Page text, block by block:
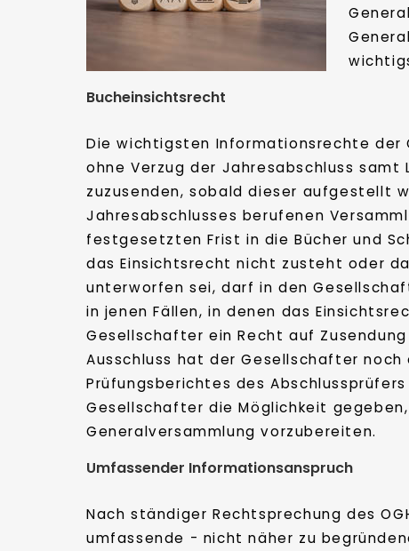
Bucheinsichtsrecht
Die wichtigsten Informationsrechte der
ohne Verzug der Jahresabschluss
zuzusenden, sobald dieser aufgestellt
Jahresabschlusses berufenen
festgesetzten Frist in die Bücher und
das Einsichtsrecht nicht zusteht oder
unterworfen sei, darf in den
in jenen Fällen, in denen das
Gesellschafter ein Recht auf
Ausschluss hat der Gesellschafter
Prüfungsberichtes des
Gesellschafter die Möglichkeit
Generalversammlung vorzubereiten.
Umfassender Informationsanspruch
Nach ständiger Rechtsprechung des
umfassende - nicht näher zu